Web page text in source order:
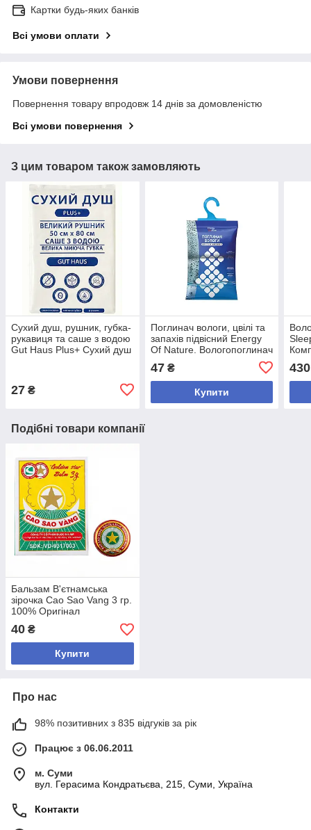
Картки будь-яких банків
Всі умови оплати
Умови повернення
Повернення товару впродовж 14 днів за домовленістю
Всі умови повернення
З цим товаром також замовляють
Сухий душ, рушник, губка-
рукавиця та саше з водою
Gut Haus Plus+ Сухий душ
27 ₴
Поглинач вологи, цвілі та
запахів підвісний Energy
Of Nature. Вологопоглинач
для шафи та гардеробу
47₴
Купити
для
430
Подібні товари компанії
Бальзам В'єтнамська
зірочка Cao Sao Vang 3 гр.
100% Оригінал
40 ₴
Купити
Про нас
98% позитивних з 835 відгуків за рік
Працює з 06.06.2011
м. Суми
вул. Герасима Кондратьєва, 215, Суми, Україна
Контакти